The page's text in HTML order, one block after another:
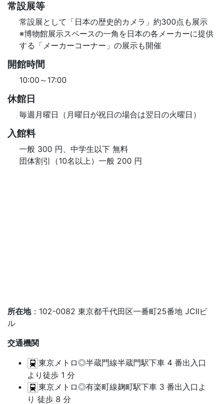
常設展等
常設展として「日本の歴史的カメラ」約300点も展示
※博物館展示スペースの一角を日本の各メーカーに提供
する「メーカーコーナー」の展示も開催
開館時間
10:00～17:00
休館日
毎週月曜日（月曜日が祝日の場合は翌日の火曜日）
入館料
一般 300 円、中学生以下 無料
団体割引（10名以上）一般 200 円
所在地：102-0082 東京都千代田区一番町25番地 JCIIビ
ル
交通機関
東京メトロ◎半蔵門線半蔵門駅下車 4 番出入口
より徒歩 1 分
東京メトロ◎有楽町線麹町駅下車 3 番出入口よ
り 徒歩 8 分